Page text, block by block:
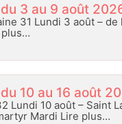
3 au 9 août
31 Lundi 3 août – de
plus…
10 au 16 août
Lundi 10 août – Saint
Mardi Lire plus…